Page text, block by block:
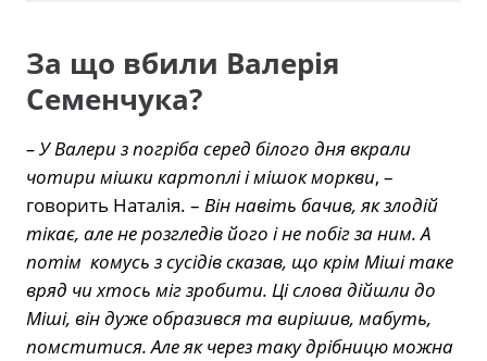
За що вбили Валерія
Семенчука?
– У Валери з погріба серед білого дня вкрали
чотири мішки картоплі і мішок моркви, –
говорить Наталія. – Він навіть бачив, як злодій
тікає, але не розгледів його і не побіг за ним. А
потім комусь з сусідів сказав, що крім Міші таке
вряд чи хтось міг зробити. Ці слова дійшли до
Міші, він дуже образився та вирішив, мабуть,
помститися. Але як через таку дрібницю можна